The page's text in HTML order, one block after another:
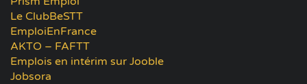
Le ClubBeSTT
EmploiEnFrance
AKTO – FAFTT
Emplois en intérim sur Jooble
Jobsora